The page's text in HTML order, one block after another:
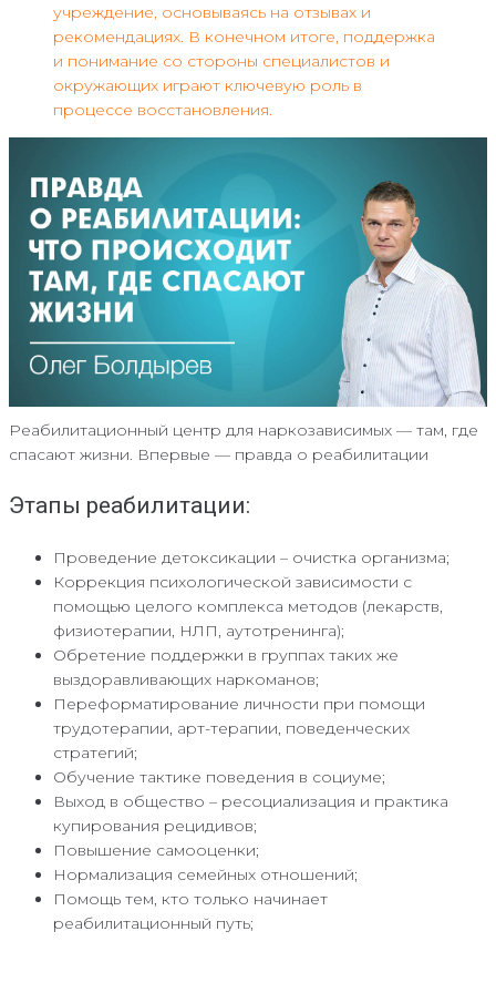
учреждение, основываясь на отзывах и
рекомендациях. В конечном итоге, поддержка
и понимание со стороны специалистов и
окружающих играют ключевую роль в
процессе восстановления.
Реабилитационный центр для наркозависимых — там, где
спасают жизни. Впервые — правда о реабилитации
Этапы реабилитации:
Проведение детоксикации – очистка организма;
Коррекция психологической зависимости с
помощью целого комплекса методов (лекарств,
физиотерапии, НЛП, аутотренинга);
Обретение поддержки в группах таких же
выздоравливающих наркоманов;
Переформатирование личности при помощи
трудотерапии, арт-терапии, поведенческих
стратегий;
Обучение тактике поведения в социуме;
Выход в общество – ресоциализация и практика
купирования рецидивов;
Повышение самооценки;
Нормализация семейных отношений;
Помощь тем, кто только начинает
реабилитационный путь;